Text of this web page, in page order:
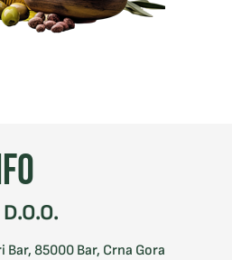
Bar, 85000 Bar, Crna Gora